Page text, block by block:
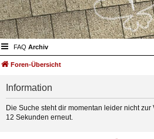
FAQ Archiv
Foren-Übersicht
Information
Die Suche steht dir momentan leider nicht
12 Sekunden erneut.